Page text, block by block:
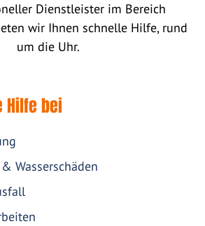
Dienstleister im Bereich
wir Ihnen schnelle Hilfe, rund
um die Uhr.
Hilfe bei
Wasserschäden